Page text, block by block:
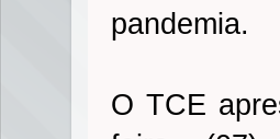
pandemia.
O TCE